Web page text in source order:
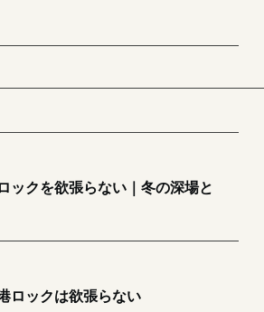
ックを欲張らない｜冬の深場と
ロックは欲張らない